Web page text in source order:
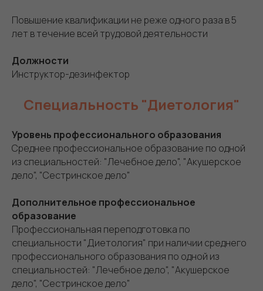
Повышение квалификации не реже одного раза в 5
лет в течение всей трудовой деятельности
Должности
Инструктор-дезинфектор
Специальность "Диетология"
Уровень профессионального образования
Среднее профессиональное образование по одной
из специальностей: "Лечебное дело", "Акушерское
дело", "Сестринское дело"
Дополнительное профессиональное
образование
Профессиональная переподготовка по
специальности "Диетология" при наличии среднего
профессионального образования по одной из
специальностей: "Лечебное дело", "Акушерское
дело", "Сестринское дело"